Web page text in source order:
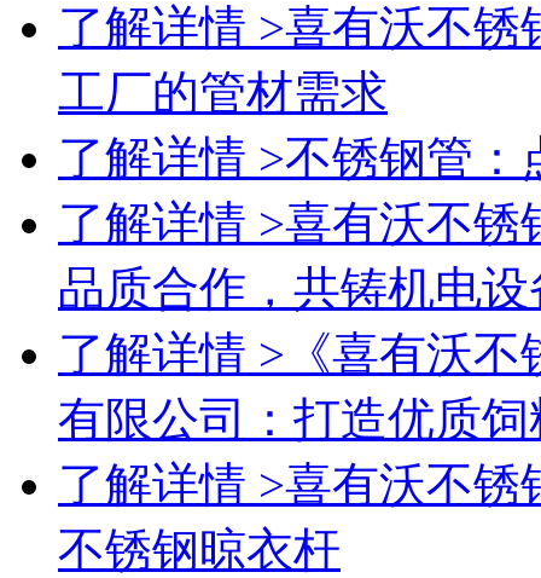
了解详情 >喜有沃不锈
工厂的管材需求
了解详情 >不锈钢管：
了解详情 >喜有沃不锈
品质合作，共铸机电
了解详情 > 《喜有沃
有限公司：打造优质
了解详情 >喜有沃不锈
不锈钢晾衣杆